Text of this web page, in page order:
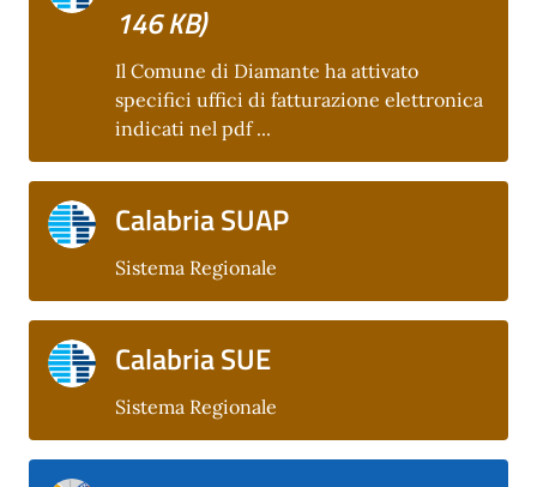
146 KB)
Il Comune di Diamante ha attivato
specifici uffici di fatturazione elettronica
indicati nel pdf ...
Calabria SUAP
Sistema Regionale
Calabria SUE
Sistema Regionale